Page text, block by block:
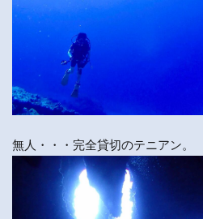
無人・・・完全貸切のテニアン。